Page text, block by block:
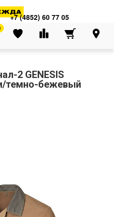
+7 (4852) 60 77 05
2 GENESIS
темно-бежевый